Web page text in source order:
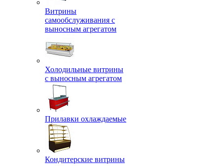
Витрины
самообслуживания с
выносным агрегатом
Холодильные витрины
с выносным агрегатом
Прилавки охлаждаемые
Кондитерские витрины